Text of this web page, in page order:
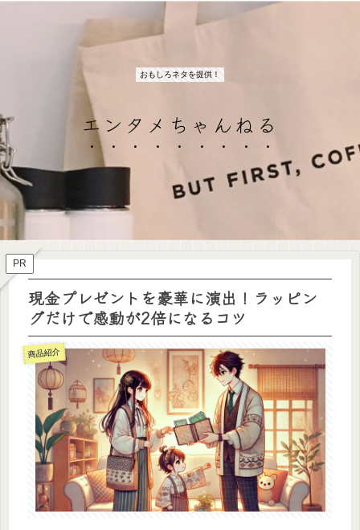
おもしろネタを提供！
エンタメちゃんねる
PR
現金プレゼントを豪華に演出！ラッピン
グだけで感動が2倍になるコツ
商品紹介